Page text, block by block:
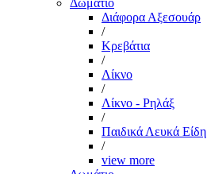
Δωμάτιο
Διάφορα Αξεσουάρ
/
Κρεβάτια
/
Λίκνο
/
Λίκνο - Ρηλάξ
/
Παιδικά Λευκά Είδη
/
view more